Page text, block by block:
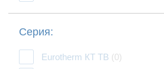
Серия:
Eurotherm КТ TB (0)